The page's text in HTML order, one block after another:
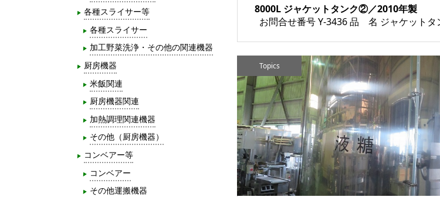
8000L ジャケットタンク②／2010年製
Topics
各種スライサー等
各種スライサー
加工野菜洗浄・その他の関連機器
厨房機器
米飯関連
厨房機器関連
加熱調理関連機器
その他（厨房機器）
コンベアー等
コンベアー
その他運搬機器